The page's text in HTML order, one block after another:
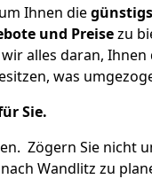
Ihnen die
und Preisezu
alles daran,
was
Sie.
Zögern Sie nicht
Wandlitz zu